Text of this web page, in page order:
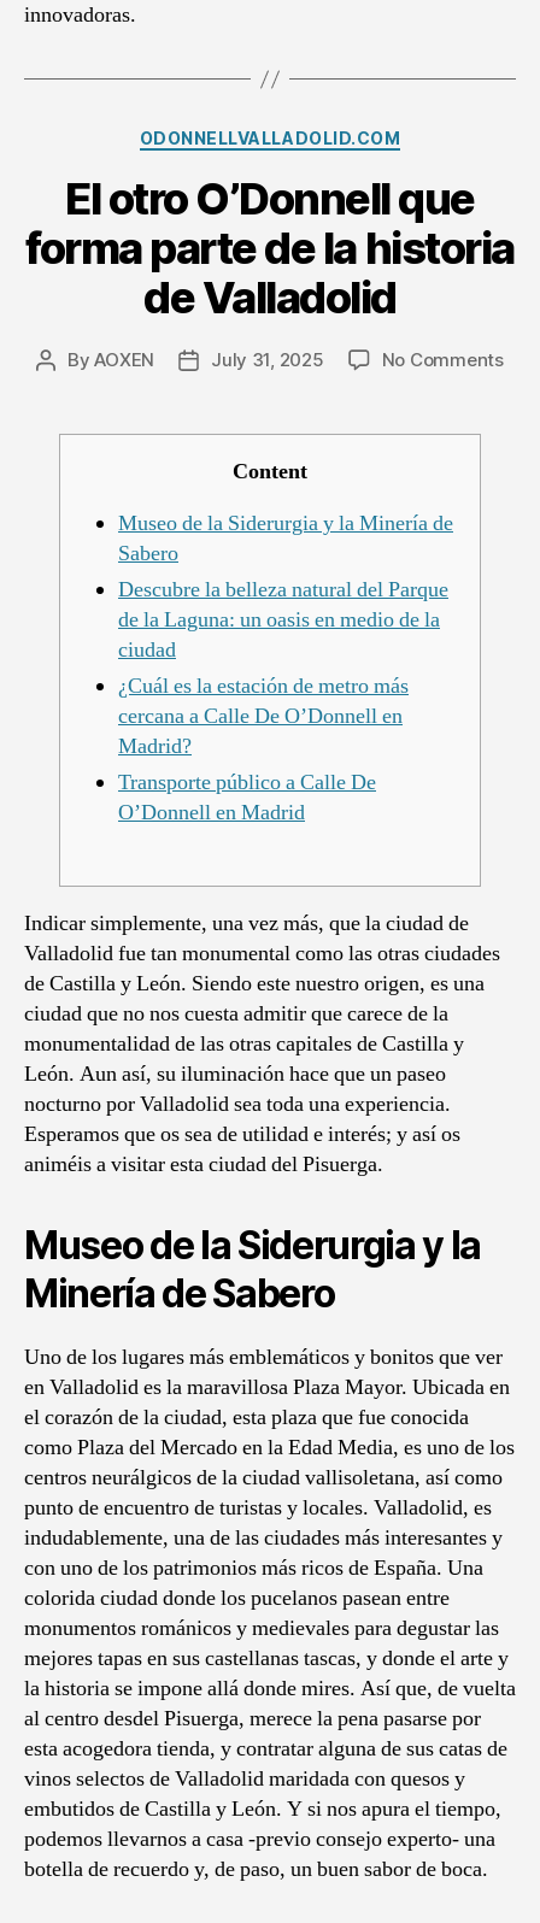
innovadoras.
Categories
ODONNELLVALLADOLID.COM
El otro O’Donnell que
forma parte de la historia
de Valladolid
PostByAOXEN
PostJuly 31, 2025 No Commentson
Content
Museo de la Siderurgia y la Minería de
Sabero
Descubre la belleza natural del Parque
de la Laguna: un oasis en medio de la
ciudad
¿Cuál es la estación de metro más
cercana a Calle De O’Donnell en
Madrid?
Transporte público a Calle De
O’Donnell en Madrid
Indicar simplemente, una vez más, que la ciudad de
Valladolid fue tan monumental como las otras ciudades
de Castilla y León. Siendo este nuestro origen, es una
ciudad que no nos cuesta admitir que carece de la
monumentalidad de las otras capitales de Castilla y
León. Aun así, su iluminación hace que un paseo
nocturno por Valladolid sea toda una experiencia.
Esperamos que os sea de utilidad e interés; y así os
animéis a visitar esta ciudad del Pisuerga.
Museo de la Siderurgia y la
Minería de Sabero
Uno de los lugares más emblemáticos y bonitos que ver
en Valladolid es la maravillosa Plaza Mayor. Ubicada en
el corazón de la ciudad, esta plaza que fue conocida
como Plaza del Mercado en la Edad Media, es uno de los
centros neurálgicos de la ciudad vallisoletana, así como
punto de encuentro de turistas y locales. Valladolid, es
indudablemente, una de las ciudades más interesantes y
con uno de los patrimonios más ricos de España. Una
colorida ciudad donde los pucelanos pasean entre
monumentos románicos y medievales para degustar las
mejores tapas en sus castellanas tascas, y donde el arte y
la historia se impone allá donde mires. Así que, de vuelta
al centro desdel Pisuerga, merece la pena pasarse por
esta acogedora tienda, y contratar alguna de sus catas de
vinos selectos de Valladolid maridada con quesos y
embutidos de Castilla y León. Y si nos apura el tiempo,
podemos llevarnos a casa -previo consejo experto- una
botella de recuerdo y, de paso, un buen sabor de boca.